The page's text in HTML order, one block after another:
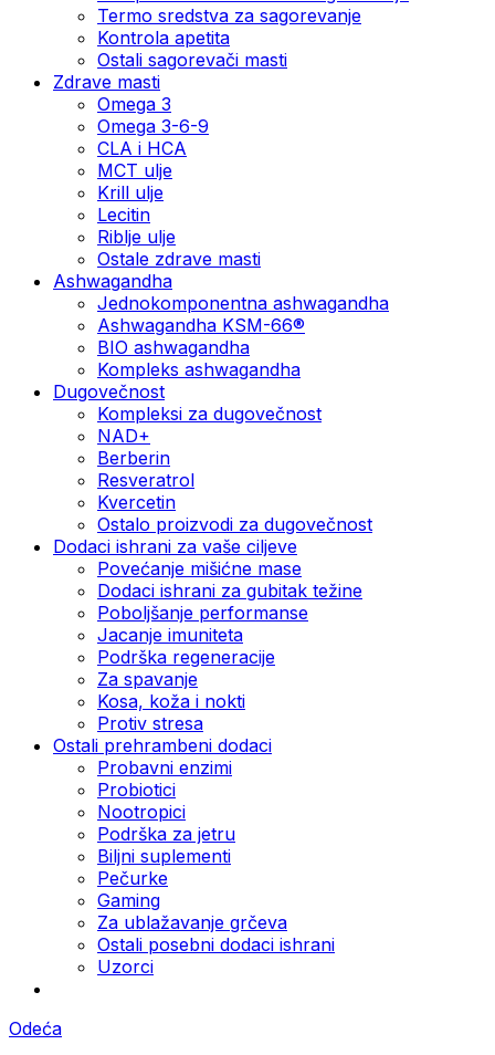
Termo sredstva za sagorevanje
Kontrola apetita
Ostali sagorevači masti
Zdrave masti
Omega 3
Omega 3-6-9
CLA i HCA
MCT ulje
Krill ulje
Lecitin
Riblje ulje
Ostale zdrave masti
Ashwagandha
Jednokomponentna ashwagandha
Ashwagandha KSM-66®
BIO ashwagandha
Kompleks ashwagandha
Dugovečnost
Kompleksi za dugovečnost
NAD+
Berberin
Resveratrol
Kvercetin
Ostalo proizvodi za dugovečnost
Dodaci ishrani za vaše ciljeve
Povećanje mišićne mase
Dodaci ishrani za gubitak težine
Poboljšanje performanse
Jacanje imuniteta
Podrška regeneracije
Za spavanje
Kosa, koža i nokti
Protiv stresa
Ostali prehrambeni dodaci
Probavni enzimi
Probiotici
Nootropici
Podrška za jetru
Biljni suplementi
Pečurke
Gaming
Za ublažavanje grčeva
Ostali posebni dodaci ishrani
Uzorci
Odeća